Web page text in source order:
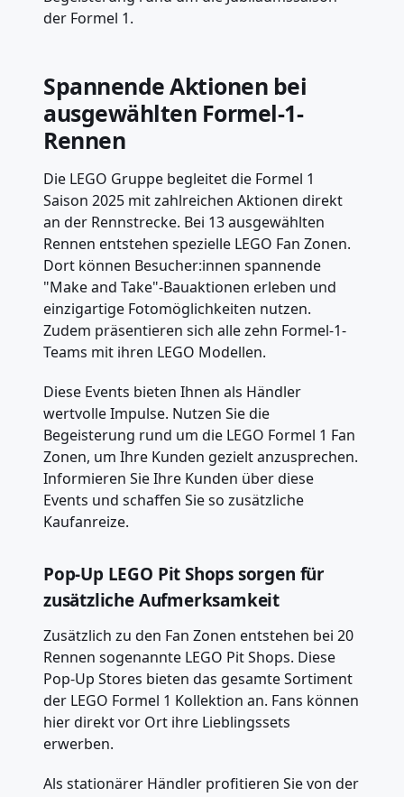
der Formel 1.
Spannende Aktionen bei
ausgewählten Formel-1-
Rennen
Die LEGO Gruppe begleitet die Formel 1
Saison 2025 mit zahlreichen Aktionen direkt
an der Rennstrecke. Bei 13 ausgewählten
Rennen entstehen spezielle LEGO Fan Zonen.
Dort können Besucher:innen spannende
"Make and Take"-Bauaktionen erleben und
einzigartige Fotomöglichkeiten nutzen.
Zudem präsentieren sich alle zehn Formel-1-
Teams mit ihren LEGO Modellen.
Diese Events bieten Ihnen als Händler
wertvolle Impulse. Nutzen Sie die
Begeisterung rund um die LEGO Formel 1 Fan
Zonen, um Ihre Kunden gezielt anzusprechen.
Informieren Sie Ihre Kunden über diese
Events und schaffen Sie so zusätzliche
Kaufanreize.
Pop-Up LEGO Pit Shops sorgen für
zusätzliche Aufmerksamkeit
Zusätzlich zu den Fan Zonen entstehen bei 20
Rennen sogenannte LEGO Pit Shops. Diese
Pop-Up Stores bieten das gesamte Sortiment
der LEGO Formel 1 Kollektion an. Fans können
hier direkt vor Ort ihre Lieblingssets
erwerben.
Als stationärer Händler profitieren Sie von der